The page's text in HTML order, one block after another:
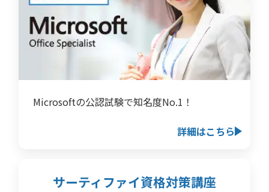
Microsoftの公認試験で知名度No.1！
詳細はこちら
サーティファイ資格対策講座